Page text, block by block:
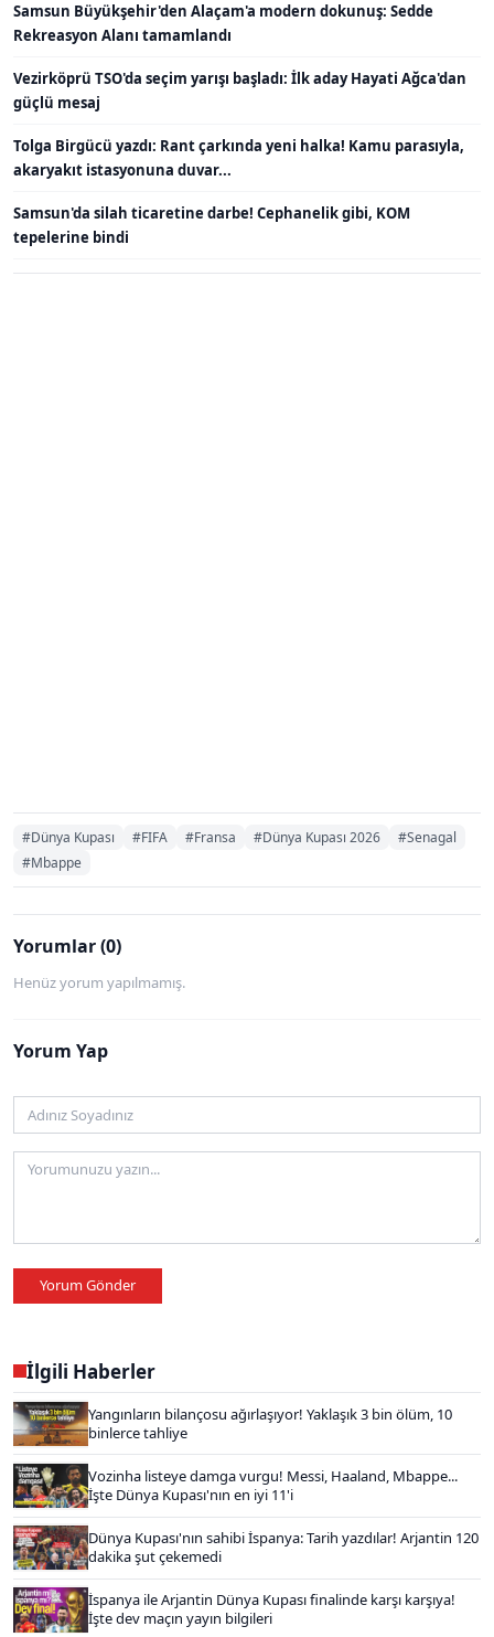
Samsun Büyükşehir'den Alaçam'a modern dokunuş: Sedde
Rekreasyon Alanı tamamlandı
Vezirköprü TSO'da seçim yarışı başladı: İlk aday Hayati Ağca'dan
güçlü mesaj
Tolga Birgücü yazdı: Rant çarkında yeni halka! Kamu parasıyla,
akaryakıt istasyonuna duvar...
Samsun'da silah ticaretine darbe! Cephanelik gibi, KOM
tepelerine bindi
#Dünya Kupası #FIFA #Fransa #Dünya Kupası 2026
#Senagal
#Mbappe
Yorumlar (0)
Henüz yorum yapılmamış.
Yorum Yap
Yorum Gönder
İlgili Haberler
Yangınların bilançosu ağırlaşıyor! Yaklaşık 3 bin ölüm, 10
binlerce tahliye
Vozinha listeye damga vurgu! Messi, Haaland, Mbappe...
İşte Dünya Kupası'nın en iyi 11'i
Dünya Kupası'nın sahibi İspanya: Tarih yazdılar! Arjantin 120
dakika şut çekemedi
İspanya ile Arjantin Dünya Kupası finalinde karşı karşıya!
İşte dev maçın yayın bilgileri